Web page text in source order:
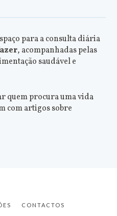
para a consulta diária
, acompanhadas pelas
saudável e
quem procura uma vida
com artigos sobre
CONTACTOS